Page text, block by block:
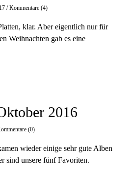
/ Kommentare (4)
klar. Aber eigentlich nur für
Weihnachten gab es eine
2016
(0)
wieder einige sehr gute Alben
sind unsere fünf Favoriten.